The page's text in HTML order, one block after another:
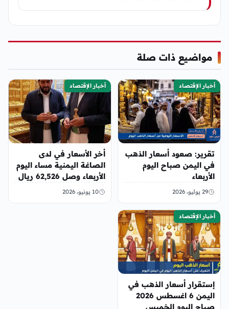
مواضيع ذات صلة
أخبار الإقتصاد
تقرير: صعود أسعار الذهب
في اليمن صباح اليوم
الأربعاء
29 يوليو، 2026
أخبار الإقتصاد
أخر الأسعار في لدى
الصاغة اليمنية مساء اليوم
الأربعاء وصل 62,526 ريال
10 يونيو، 2026
أخبار الإقتصاد
إستقرار أسعار الذهب في
اليمن 6 اغسطس 2026
صباح اليوم الخميس